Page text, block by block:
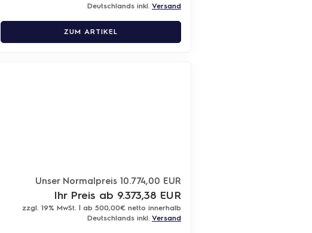
Deutschlands inkl. Versand
ZUM ARTIKEL
Unser Normalpreis 10.774,00 EUR
Ihr Preis ab 9.373,38 EUR
zzgl. 19% MwSt. | ab 500,00€ netto innerhalb
Deutschlands inkl. Versand